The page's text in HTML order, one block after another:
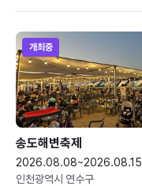
개최중
송도해변축제
2026.08.08~2026.08.15
인천광역시 연수구